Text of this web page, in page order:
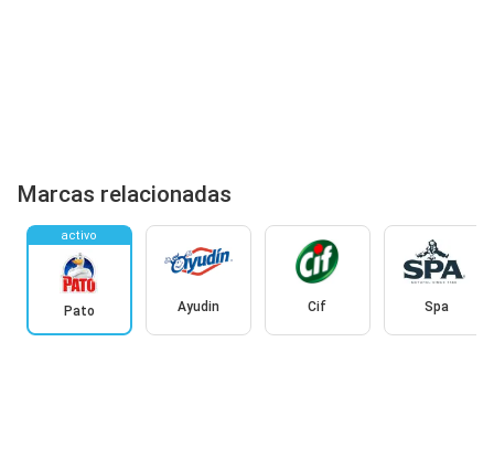
Marcas relacionadas
activo
Pato Ayudin Cif Spa